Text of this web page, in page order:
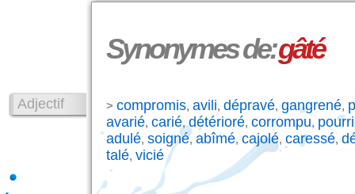
Synonymes de:gâté
Adjectif > compromis, avili, dépravé, gangrené,
avarié, carié,détérioré, corrompu, pourri
adulé, soigné, abîmé, cajolé, caressé,
talé, vicié